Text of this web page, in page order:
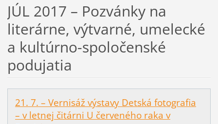
JÚL 2017 – Pozvánky na
literárne, výtvarné, umelecké
a kultúrno-spoločenské
podujatia
21. 7. – Vernisáž výstavy Detská fotografia
– v letnej čitárni U červeného raka v